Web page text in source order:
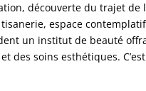
découverte du trajet de
espace
un institut de beauté
des soins esthétiques.